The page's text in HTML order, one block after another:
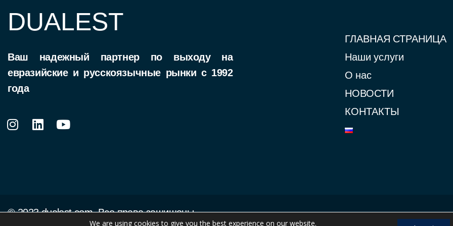
DUALEST
Ваш надежный партнер по выходу на
евразийские и русскоязычные рынки c 1992
года
ГЛАВНАЯ СТРАНИЦА
Наши услуги
О нас
НОВОСТИ
КОНТАКТЫ
© 2023 dualest.com. Все права защищены.
We are using cookies to give you the best experience on our website.